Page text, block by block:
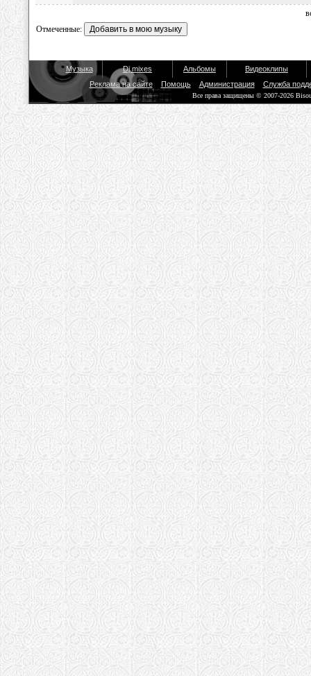
Отмеченные:
Музыка Dj mixes Альбомы
Видеоклипы
Реклама на сайте
Помощь Администрация Служба
Все права защищены © 2007-2026